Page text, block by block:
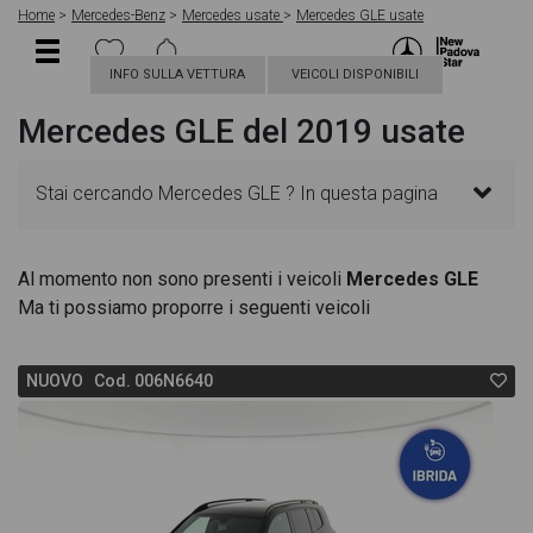
Home Mercedes-Benz Mercedes usate Mercedes GLE usate
INFO SULLA VETTURA VEICOLI DISPONIBILI
Mercedes GLE del 2019 usate
Stai cercando Mercedes GLE ? In questa pagina
Mercedes usato. Le schede veicolo sono
dettagliate e sempre aggiornate in modo da aiutarti
a scegliere quella più adatta alle tue necessità,
Al momento non sono presenti i veicoli Mercedes GLE
Ma ti possiamo proporre i seguenti veicoli
NUOVO Cod. 006N6640